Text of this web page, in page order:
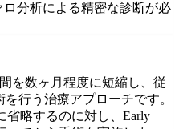
分析による精密な診断が必
を数ヶ月程度に短縮し、従
行う治療アプローチです。
省略するのに対し、Early